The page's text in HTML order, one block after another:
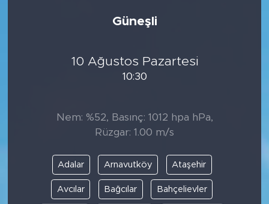
Güneşli
10 Ağustos Pazartesi
10:30
Nem: %52, Basınç: 1012 hpa hPa,
Rüzgar: 1.00 m/s
Adalar Arnavutköy Ataşehir
Avcılar Bağcılar Bahçelievler
POLİTİKA
EKONOMİ